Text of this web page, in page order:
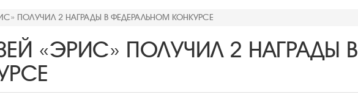
ПОЛУЧИЛ 2 НАГРАДЫ В ФЕДЕРАЛЬНОМ КОНКУРСЕ
«ЭРИС» ПОЛУЧИЛ 2 НАГРАДЫ В